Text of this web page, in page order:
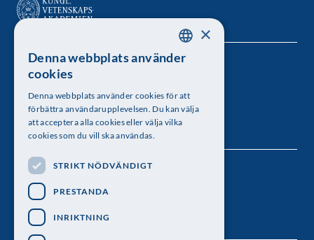
Kungl. Vetenskapsakademien
Besöksadress: Lilla Frescativägen 4A
Telefon: 08-673 95 00
Följ oss
SWEDISH
×
Denna webbplats använder
cookies
Denna webbplats använder cookies för att
förbättra användarupplevelsen. Du kan välja
att acceptera alla cookies eller välja vilka
cookies som du vill ska användas.
STRIKT NÖDVÄNDIGT
PRESTANDA
INRIKTNING